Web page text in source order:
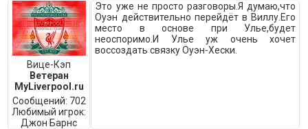
Вице-Кэп
Ветеран
MyLiverpool.ru
Сообщений: 702
Любимый игрок:
Джон Барнс
Это уже не просто разговоры.Я думаю,что
Оуэн действительно перейдёт в Виллу.Его
место в основе при Улье,будет
неоспоримо.И Улье уж очень хочет
воссоздать связку Оуэн-Хески.